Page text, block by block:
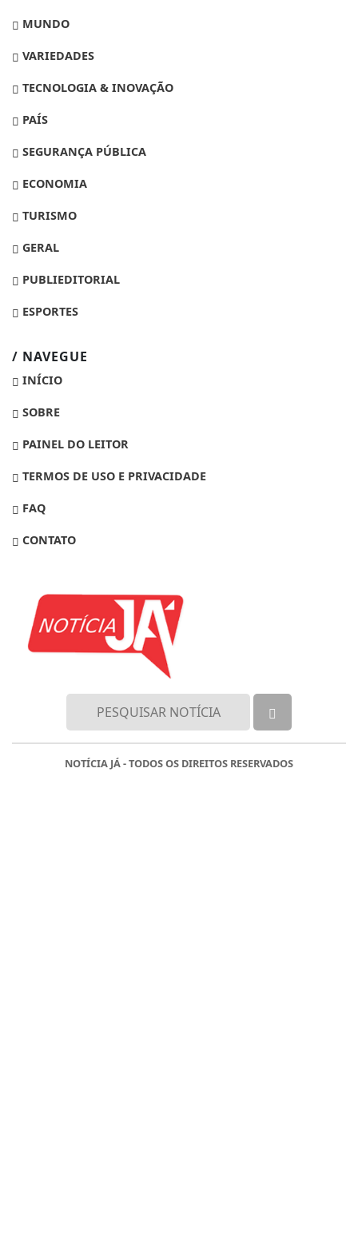
MUNDO
VARIEDADES
TECNOLOGIA & INOVAÇÃO
PAÍS
SEGURANÇA PÚBLICA
ECONOMIA
TURISMO
GERAL
PUBLIEDITORIAL
ESPORTES
/ NAVEGUE
INÍCIO
SOBRE
PAINEL DO LEITOR
TERMOS DE USO E PRIVACIDADE
FAQ
CONTATO
NOTÍCIA JÁ - TODOS OS DIREITOS RESERVADOS